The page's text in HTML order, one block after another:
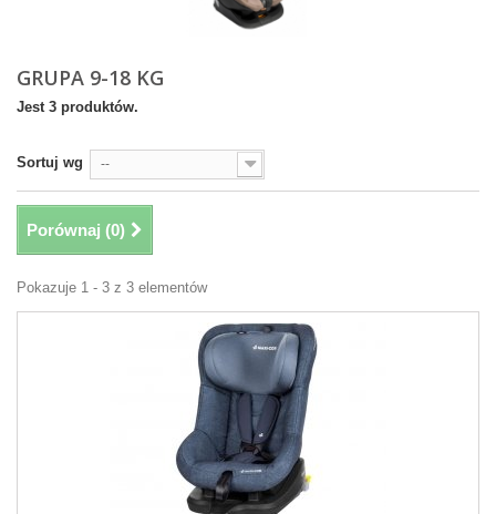
GRUPA 9-18 KG
Jest 3 produktów.
Sortuj wg --
Porównaj (0)
Pokazuje 1 - 3 z 3 elementów